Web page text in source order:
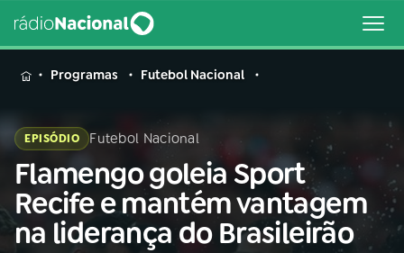
MENU
Buscar
na
Rádio
Nacional
Buscar
Programas Futebol Nacional
EPISÓDIO Futebol Nacional
Flamengo goleia Sport
Recife e mantém vantagem
na liderança do Brasileirão